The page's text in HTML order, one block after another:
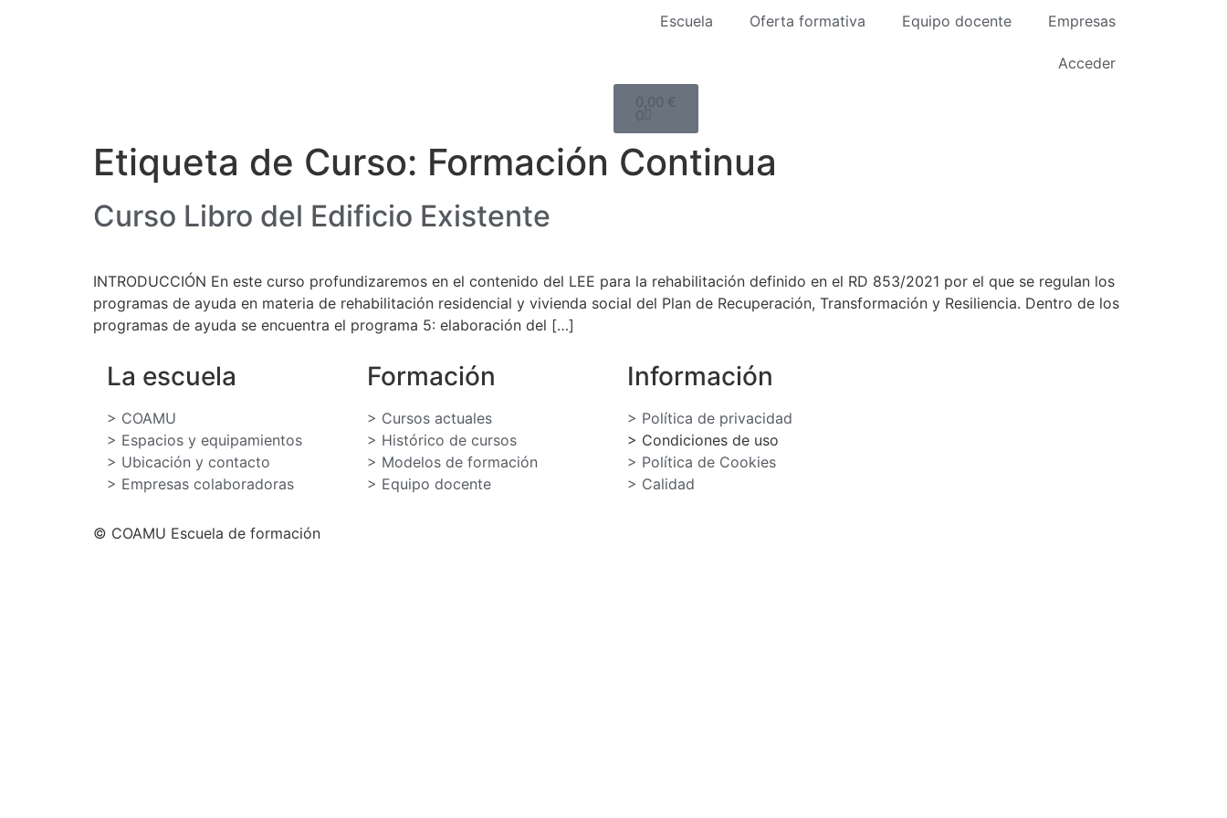
Escuela Oferta formativa Equipo docente Empresas
Acceder
0,00 €
0
Etiqueta de Curso: Formación Continua
Curso Libro del Edificio Existente
INTRODUCCIÓN En este curso profundizaremos en el contenido del LEE para la rehabilitación definido en el RD 853/2021 por el que se regulan los
programas de ayuda en materia de rehabilitación residencial y vivienda social del Plan de Recuperación, Transformación y Resiliencia. Dentro de los
programas de ayuda se encuentra el programa 5: elaboración del […]
La escuela
> COAMU
> Espacios y equipamientos
> Ubicación y contacto
> Empresas colaboradoras
Formación
> Cursos actuales
> Histórico de cursos
> Modelos de formación
> Equipo docente
Información
> Política de privacidad
> Condiciones de uso
> Política de Cookies
> Calidad
© COAMU Escuela de formación